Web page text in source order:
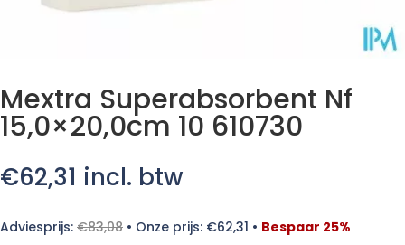
Mextra Superabsorbent Nf
15,0×20,0cm 10 610730
€62,31 incl. btw
Adviesprijs: €83,08 • Onze prijs: €62,31 • Bespaar 25%